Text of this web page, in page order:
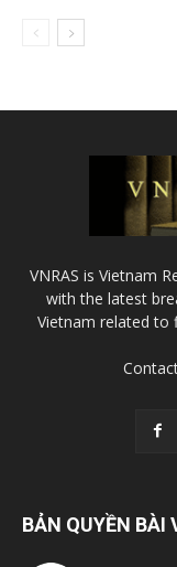
VNRAS is Vietnam
with the latest
Vietnam related to
BẢN QUYỀN BÀI